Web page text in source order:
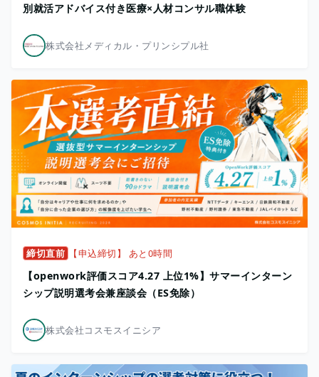
別就活アドバイス付き医療×人材コンサル職体験
株式会社メディカル・プリンシプル社
締切直前 【申込締切】 あと0時間
【openwork評価スコア4.27 上位1%】サマーインターン
シップ説明選考会兼座談会（ES免除）
株式会社コスモスイニシア